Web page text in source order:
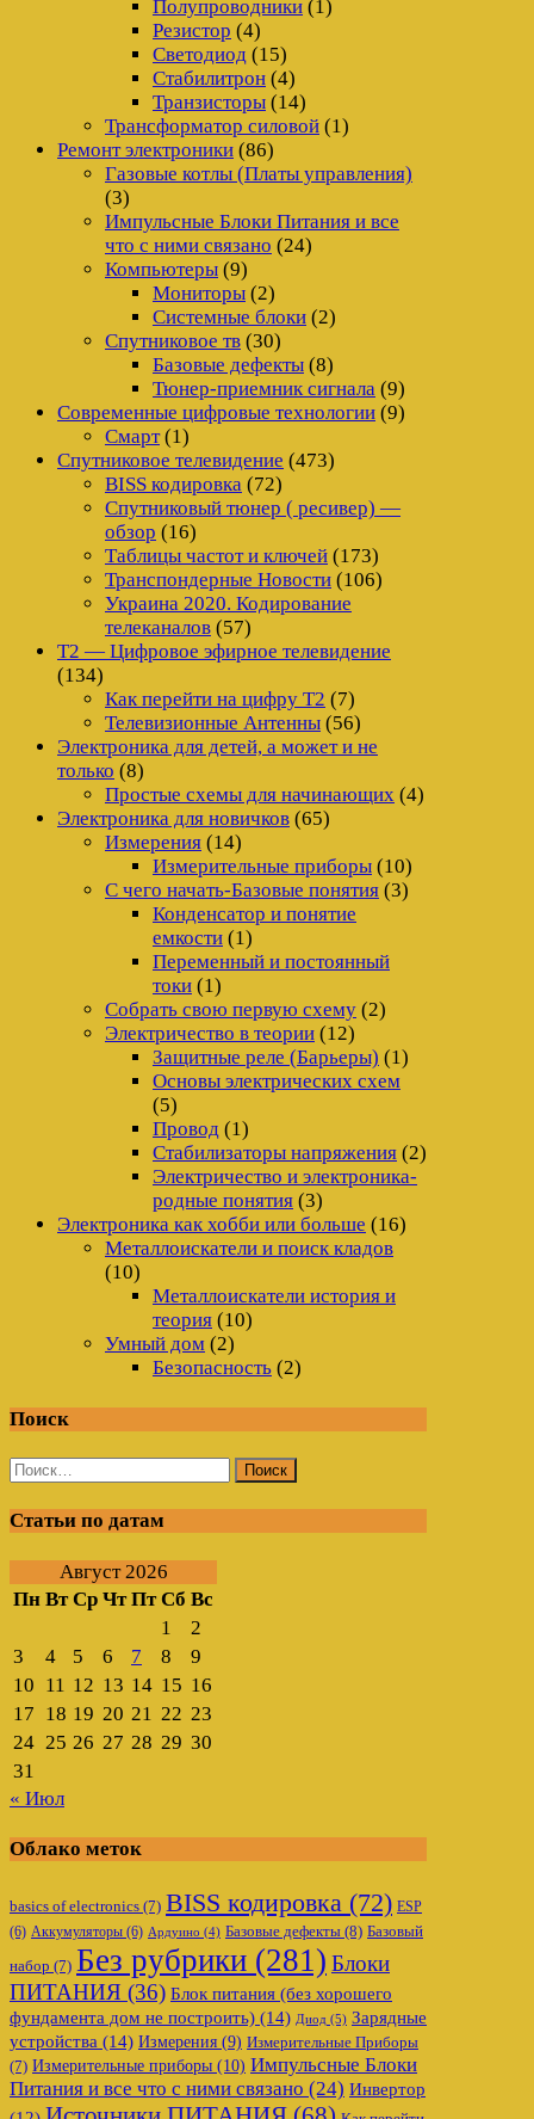
Полупроводники (1)
Резистор (4)
Светодиод (15)
Стабилитрон (4)
Транзисторы (14)
Трансформатор силовой (1)
Ремонт электроники (86)
Газовые котлы (Платы управления)
(3)
Импульсные Блоки Питания и все
что с ними связано (24)
Компьютеры (9)
Мониторы (2)
Системные блоки (2)
Спутниковое тв (30)
Базовые дефекты (8)
Тюнер-приемник сигнала (9)
Современные цифровые технологии (9)
Смарт(1)
Спутниковое телевидение (473)
BISS кодировка (72)
Спутниковый тюнер ( ресивер) —
обзор (16)
Таблицы частот и ключей (173)
Транспондерные Новости (106)
Украина 2020. Кодирование
телеканалов (57)
Т2 — Цифровое эфирное телевидение
(134)
Как перейти на цифру Т2 (7)
Телевизионные Антенны (56)
Электроника для детей, а может и не
только (8)
Простые схемы для начинающих (4)
Электроника для новичков (65)
Измерения (14)
Измерительные приборы (10)
С чего начать-Базовые понятия (3)
Конденсатор и понятие
емкости (1)
Переменный и постоянный
токи (1)
Собрать свою первую схему (2)
Электричество в теории (12)
Защитные реле (Барьеры) (1)
Основы электрических схем
(5)
Провод (1)
Стабилизаторы напряжения (2)
Электричество и электроника-
родные понятия (3)
Электроника как хобби или больше (16)
Металлоискатели и поиск кладов
(10)
Металлоискатели история и
теория (10)
Умный дом (2)
Безопасность (2)
Поиск
Найти:
Статьи по датам
Август 2026
Пн Вт Ср Чт Пт Сб Вс
1
2
3
4 5 6 7 8
9
10 11 12 13 14 15 16
17 18 19 20 21 22 23
24 25 26 27 28 29 30
31
« Июл
Облако меток
basics of electronics (7) BISS кодировка (72) ESP
(6) Аккумуляторы (6) Ардуино (4) Базовые дефекты (8) Базовый
набор (7) Без рубрики (281) Блоки
ПИТАНИЯ (36) Блок питания (без хорошего
фундамента дом не построить) (14) Диод (5) Зарядные
устройства (14) Измерения (9) Измерительные Приборы
(7) Измерительные приборы (10) Импульсные Блоки
Питания и все что с ними связано (24) Инвертор